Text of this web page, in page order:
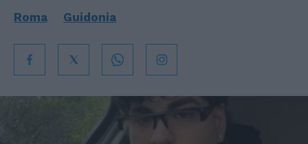
Roma Guidonia